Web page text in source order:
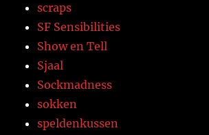
scraps
SF Sensibilities
Show en Tell
Sjaal
Sockmadness
sokken
speldenkussen